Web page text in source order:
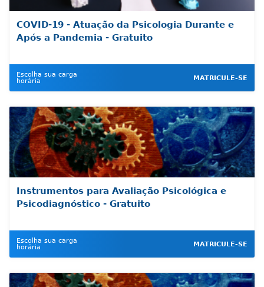
COVID-19 - Atuação da Psicologia Durante e
Após a Pandemia - Gratuito
Escolha sua carga
horária
MATRICULE-SE
Instrumentos para Avaliação Psicológica e
Psicodiagnóstico - Gratuito
Escolha sua carga
horária
MATRICULE-SE